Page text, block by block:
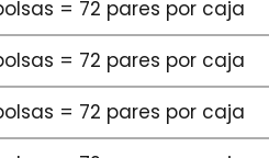
= 72 pares por caja
= 72 pares por caja
= 72 pares por caja